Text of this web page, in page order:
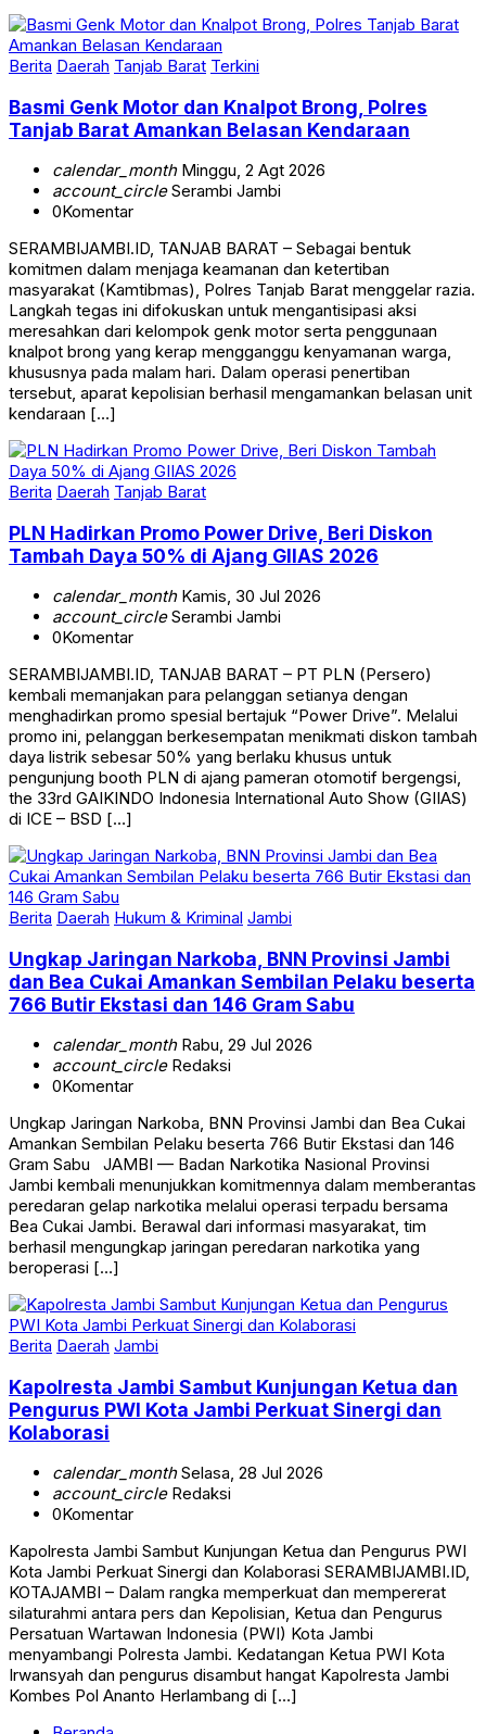
Berita Daerah Tanjab Barat Terkini
Basmi Genk Motor dan Knalpot Brong, Polres
Tanjab Barat Amankan Belasan Kendaraan
calendar_monthMinggu, 2 Agt 2026
account_circleSerambi Jambi
0Komentar
SERAMBIJAMBI.ID, TANJAB BARAT – Sebagai bentuk
komitmen dalam menjaga keamanan dan ketertiban
masyarakat (Kamtibmas), Polres Tanjab Barat menggelar razia.
Langkah tegas ini difokuskan untuk mengantisipasi aksi
meresahkan dari kelompok genk motor serta penggunaan
knalpot brong yang kerap mengganggu kenyamanan warga,
khususnya pada malam hari. Dalam operasi penertiban
tersebut, aparat kepolisian berhasil mengamankan belasan unit
kendaraan […]
Berita Daerah Tanjab Barat
PLN Hadirkan Promo Power Drive, Beri Diskon
Tambah Daya 50% di Ajang GIIAS 2026
calendar_monthKamis, 30 Jul 2026
account_circleSerambi Jambi
0Komentar
SERAMBIJAMBI.ID, TANJAB BARAT – PT PLN (Persero)
kembali memanjakan para pelanggan setianya dengan
menghadirkan promo spesial bertajuk “Power Drive”. Melalui
promo ini, pelanggan berkesempatan menikmati diskon tambah
daya listrik sebesar 50% yang berlaku khusus untuk
pengunjung booth PLN di ajang pameran otomotif bergengsi,
the 33rd GAIKINDO Indonesia International Auto Show (GIIAS)
di ICE – BSD […]
Berita Daerah Hukum & Kriminal Jambi
Ungkap Jaringan Narkoba, BNN Provinsi Jambi
dan Bea Cukai Amankan Sembilan Pelaku beserta
766 Butir Ekstasi dan 146 Gram Sabu
calendar_monthRabu, 29 Jul 2026
account_circleRedaksi
0Komentar
Ungkap Jaringan Narkoba, BNN Provinsi Jambi dan Bea Cukai
Amankan Sembilan Pelaku beserta 766 Butir Ekstasi dan 146
Gram Sabu JAMBI — Badan Narkotika Nasional Provinsi
Jambi kembali menunjukkan komitmennya dalam memberantas
peredaran gelap narkotika melalui operasi terpadu bersama
Bea Cukai Jambi. Berawal dari informasi masyarakat, tim
berhasil mengungkap jaringan peredaran narkotika yang
beroperasi […]
Berita Daerah Jambi
Kapolresta Jambi Sambut Kunjungan Ketua dan
Pengurus PWI Kota Jambi Perkuat Sinergi dan
Kolaborasi
calendar_monthSelasa, 28 Jul 2026
account_circleRedaksi
0Komentar
Kapolresta Jambi Sambut Kunjungan Ketua dan Pengurus PWI
Kota Jambi Perkuat Sinergi dan Kolaborasi SERAMBIJAMBI.ID,
KOTAJAMBI – Dalam rangka memperkuat dan mempererat
silaturahmi antara pers dan Kepolisian, Ketua dan Pengurus
Persatuan Wartawan Indonesia (PWI) Kota Jambi
menyambangi Polresta Jambi. Kedatangan Ketua PWI Kota
Irwansyah dan pengurus disambut hangat Kapolresta Jambi
Kombes Pol Ananto Herlambang di […]